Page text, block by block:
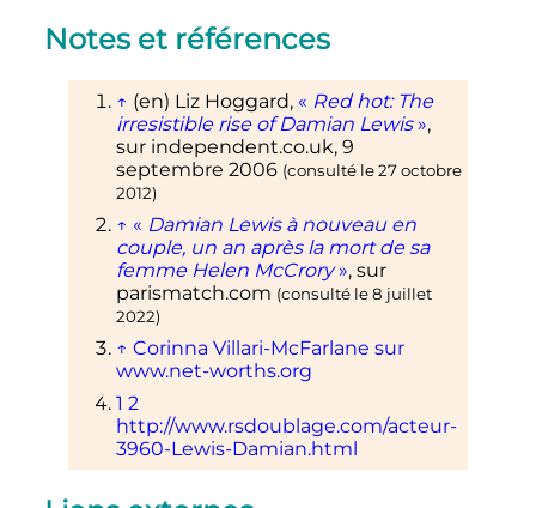
Notes et références
↑ (en) Liz Hoggard, « Red hot: The
irresistible rise of Damian Lewis »,
sur independent.co.uk, 9
septembre 2006 (consulté le27 octobre
2012)
↑ « Damian Lewis à nouveau en
couple, un an après la mort de sa
femme Helen McCrory », sur
parismatch.com (consulté le8 juillet
2022)
↑ Corinna Villari-McFarlane sur
www.net-worths.org
1 2
http://www.rsdoublage.com/acteur-
3960-Lewis-Damian.html